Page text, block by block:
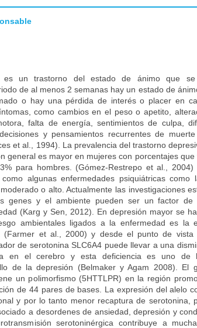
es un trastorno del estado de ánimo que se
de al menos 2 semanas hay un estado de
o hay una pérdida de interés o placer en
como cambios en el peso o apetito,
falta de energía, sentimientos de culpa,
y pensamientos recurrentes de muerte
et al., 1994). La prevalencia del trastorno
general es mayor en mujeres con porcentajes
para hombres. (Gómez-Restrepo et al., 2004)
algunas enfermedades psiquiátricas como
o alto. Actualmente las investigaciones
genes y el ambiente pueden ser un factor de
(Karg y Sen, 2012). En depresión mayor se
ambientales ligados a la enfermedad es la
(Farmer et al., 2000) y desde el punto de vista
de serotonina SLC6A4 puede llevar a una
en el cerebro y esta deficiencia es uno de
de la depresión (Belmaker y Agam 2008). El
un polimorfismo (5HTTLPR) en la región
de 44 pares de bases. La expresión del alelo
y por lo tanto menor recaptura de serotonina,
a desordenes de ansiedad, depresión y
serotoninérgica contribuye a